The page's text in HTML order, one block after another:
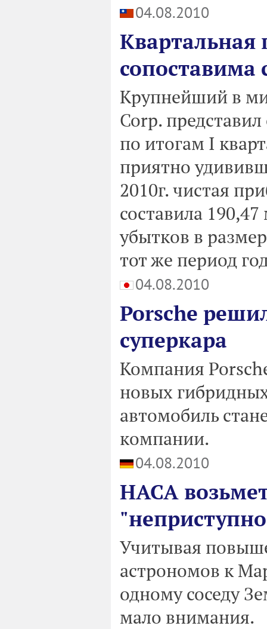
04.08.2010
Квартальная
сопоставима
Крупнейший в
Corp.
по итогам I
приятно
2010г. чистая
составила
убытков в
тот же период
04.08.2010
Porsche
суперкара
Компания
новых
автомобиль
компании.
04.08.2010
НАСА
Учитывая
астрономов к
одному соседу
мало внимания.